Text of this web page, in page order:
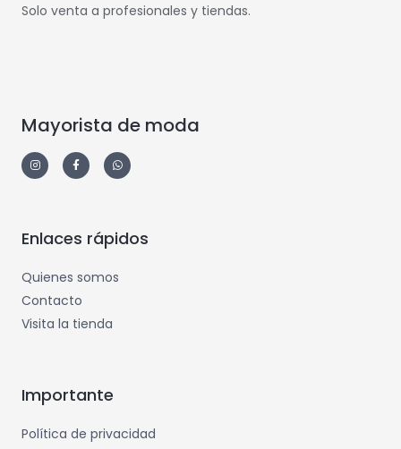
Solo venta a profesionales y tiendas.
Mayorista de moda
Enlaces rápidos
Quienes somos
Contacto
Visita la tienda
Importante
Política de privacidad